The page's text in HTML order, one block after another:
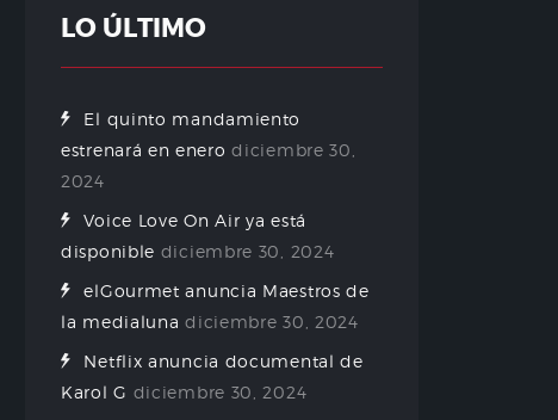
LO ÚLTIMO
El quinto mandamiento
estrenará en enero diciembre 30,
2024
Voice Love On Air ya está
disponible diciembre 30, 2024
elGourmet anuncia Maestros de
la medialuna diciembre 30, 2024
Netflix anuncia documental de
Karol G diciembre 30, 2024